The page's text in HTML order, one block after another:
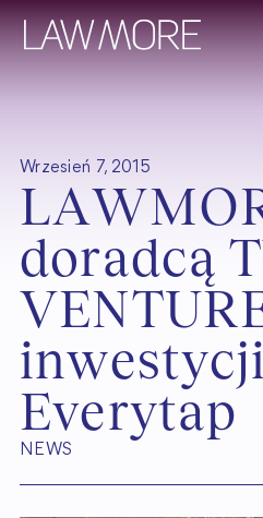
Wrzesień 7, 2015
LAWMO
doradcą T
VENTUR
inwestycji
Everytap
NEWS